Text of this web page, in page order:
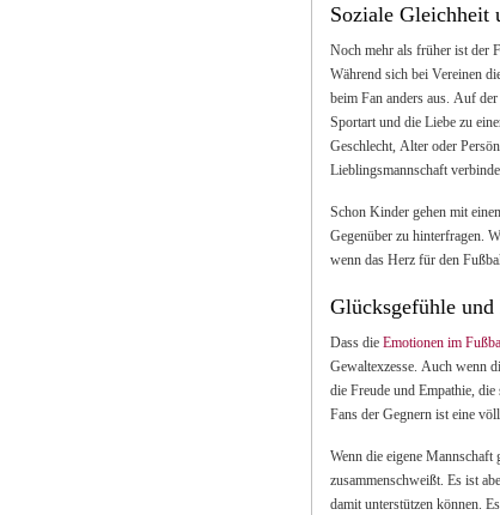
Soziale Gleichheit
Noch mehr als früher ist der
Während sich bei Vereinen
beim Fan anders aus. Auf
Sportart und die Liebe zu
Geschlecht, Alter oder
Lieblingsmannschaft
Schon Kinder gehen mit
Gegenüber zu hinterfragen.
wenn das Herz für den
Glücksgefühle
Dass die Emotionen im
Gewaltexzesse. Auch wenn
die Freude und Empathie,
Fans der Gegnern ist eine
Wenn die eigene
zusammenschweißt. Es ist
damit unterstützen können.